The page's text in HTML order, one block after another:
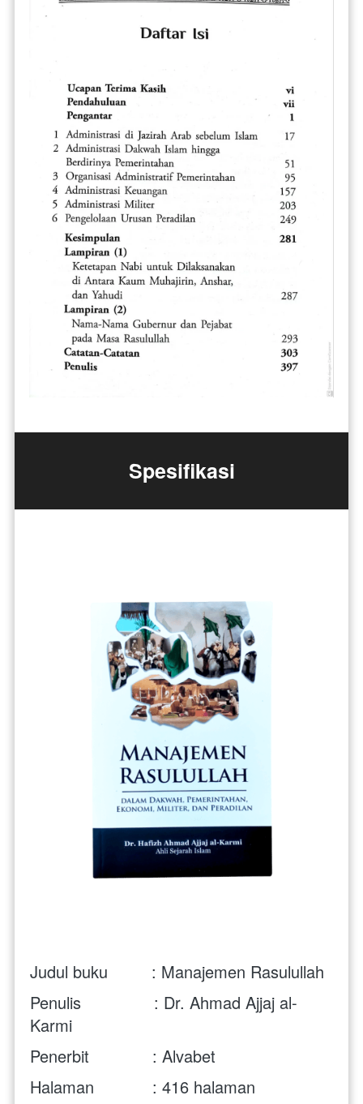
Spesifikasi
Judul buku         : Manajemen Rasulullah
Penulis               : Dr. Ahmad Ajjaj al-
Karmi
Penerbit             : Alvabet
Halaman            : 416 halaman